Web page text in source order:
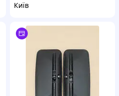
Київ